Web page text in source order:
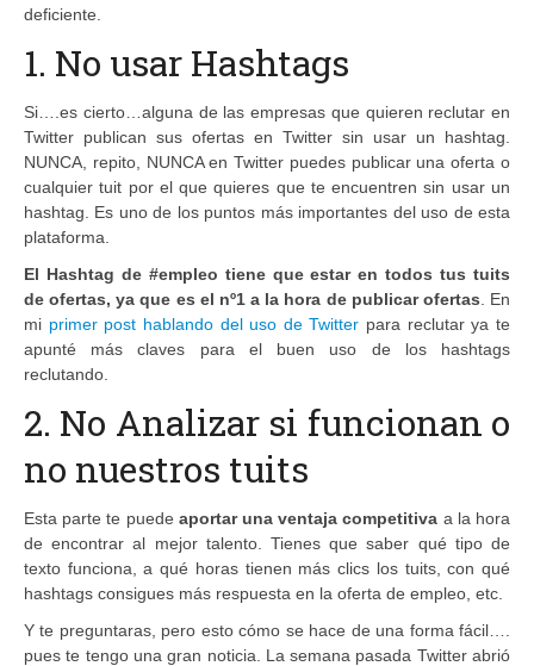
deficiente.
1. No usar Hashtags
Si….es cierto…alguna de las empresas que quieren reclutar en
Twitter publican sus ofertas en Twitter sin usar un hashtag.
NUNCA, repito, NUNCA en Twitter puedes publicar una oferta o
cualquier tuit por el que quieres que te encuentren sin usar un
hashtag. Es uno de los puntos más importantes del uso de esta
plataforma.
El Hashtag de #empleo tiene que estar en todos tus tuits
de ofertas, ya que es el nº1 a la hora de publicar ofertas . En
mi primer post hablando del uso de Twitter para reclutar ya te
apunté más claves para el buen uso de los hashtags
reclutando.
2. No Analizar si funcionan o
no nuestros tuits
Esta parte te puede aportar una ventaja competitiva a la hora
de encontrar al mejor talento. Tienes que saber qué tipo de
texto funciona, a qué horas tienen más clics los tuits, con qué
hashtags consigues más respuesta en la oferta de empleo, etc.
Y te preguntaras, pero esto cómo se hace de una forma fácil….
pues te tengo una gran noticia. La semana pasada Twitter abrió